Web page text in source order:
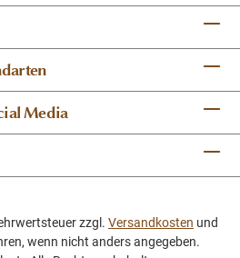
Media
zzgl. Versandkosten und
wenn nicht anders angegeben.